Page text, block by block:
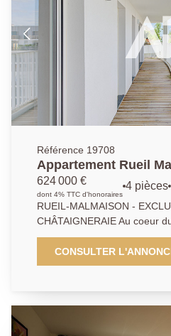
Référence 19708
Appartement Rueil
pièce(s) 82.29 m2
624 000 €
dont 4% TTC d'honoraires
4 pièces
RUEIL-MALMAISON -
CHÂTAIGNERAIE Au coeur
la Châtaigneraie, à proximité
Rueil et 7 mn à pied des
appartement contemporain
prestations premium. Cet
fonctionnel en parfait état,
CONSULTER